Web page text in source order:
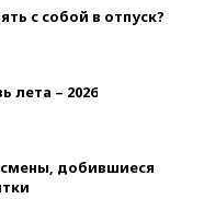
с собой в отпуск?
лета – 2026
добившиеся